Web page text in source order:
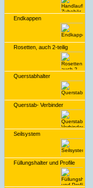
Endkappen
Rosetten, auch 2-teilig
Querstabhalter
Querstab- Verbinder
Seilsystem
Füllungshalter und Profile